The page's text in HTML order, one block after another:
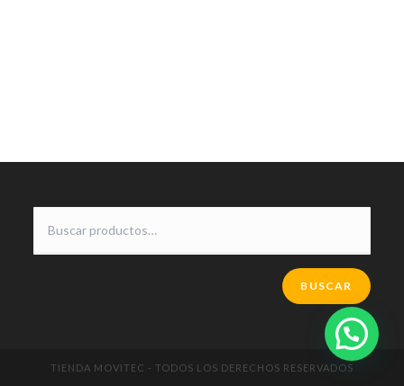
BUSCAR
TIENDA MOVITEC - TODOS LOS DERECHOS RESERVADOS